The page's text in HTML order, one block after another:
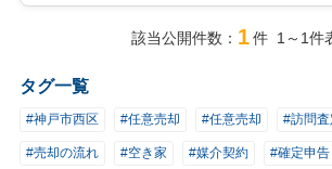
該当公開件数： 1件 1～1件
タグ一覧
#神戸市西区 #任意売却 #任意売却 #訪問査
#売却の流れ #空き家 #媒介契約 #確定申告